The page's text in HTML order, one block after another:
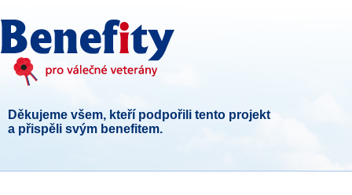
Děkujeme všem, kteří podpořili tento projekt
a přispěli svým benefitem.